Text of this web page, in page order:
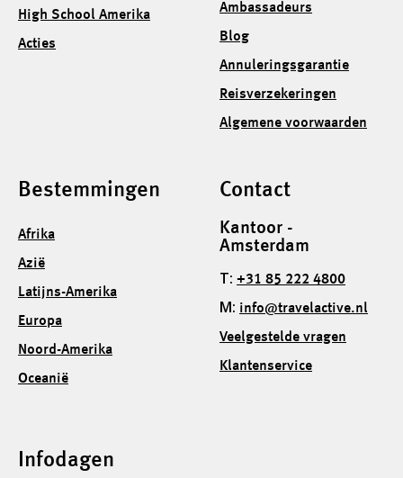
High School Amerika
Acties
Ambassadeurs
Blog
Annuleringsgarantie
Reisverzekeringen
Algemene voorwaarden
Bestemmingen
Afrika
Azië
Latijns-Amerika
Europa
Noord-Amerika
Oceanië
Contact
Kantoor -
Amsterdam
T: +31 85 222 4800
M: info@travelactive.nl
Veelgestelde vragen
Klantenservice
Infodagen